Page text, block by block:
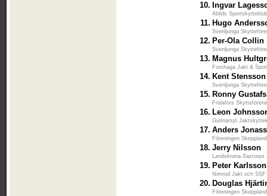
10. Ingvar
Abilds
11. Hugo
Svenljunga
12. Per-Ola Collin
Svenljunga
13. Magnus
Forshaga Jakt &
14. Kent Stensson
Svenljunga
15. Ronny
Fridafors
16. Leon
Gunnarsjö
17. Anders
Föreningen
18. Jerry Nilsson
Landskrona-
19. Peter Karlsson
Nimrod Jakt och SSF
20. Douglas
Föreningen